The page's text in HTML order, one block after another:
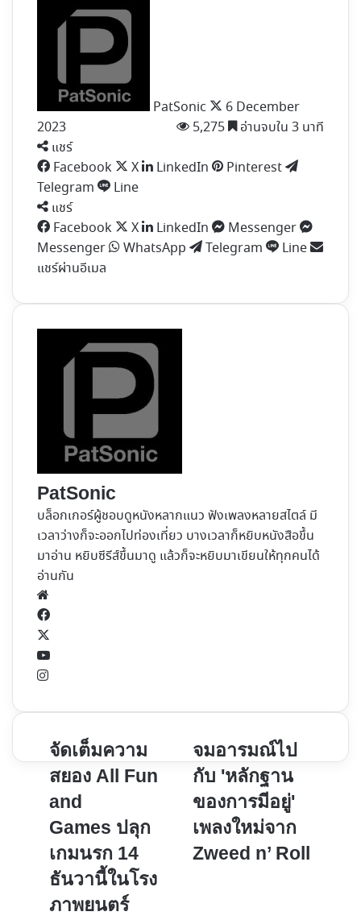
PatSonic
6 December
2023
5,275
อ่านจบใน 3 นาที
แชร์
Facebook
X LinkedIn
Pinterest
Telegram
Line
แชร์
Facebook
X LinkedIn
Messenger
Messenger
WhatsApp Telegram
Line
แชร์ผ่านอีเมล
PatSonic
บล็อกเกอร์ผู้ชอบดูหนังหลากแนว ฟังเพลงหลายสไตล์ มี
เวลาว่างก็จะออกไปท่องเที่ยว บางเวลาก็หยิบหนังสือขึ้น
มาอ่าน หยิบซีรีส์ขึ้นมาดู แล้วก็จะหยิบมาเขียนให้ทุกคนได้
อ่านกัน
Facebook
YouTube
Instagram
จัด
เต็ม
ความ
สยอง
All
Fun
and
Games ปลุก
เกม
จัดเต็มความ
สยอง All Fun
and
Games ปลุก
เกมนรก 14
ธันวานี้ในโรง
ภาพยนตร์
จม
อารมณ์
ไป
กับ
'หลัก
ฐาน
จมอารมณ์ไป
กับ 'หลักฐาน
ของการมีอยู่'
เพลงใหม่จาก
Zweed n’ Roll